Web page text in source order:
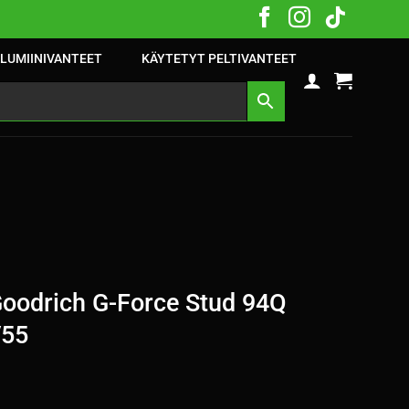
KÄYTETYT PELTIVANTEET
G-Force Stud 94Q